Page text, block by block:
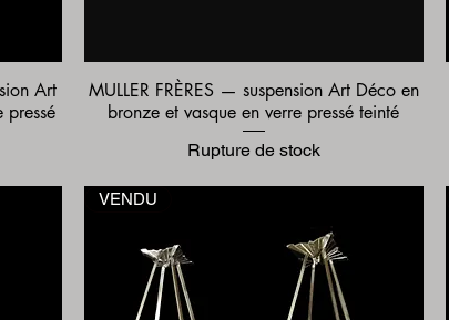
Art
pressé
Aperçu rapide
MULLER FRÈRES — suspension Art Déco en
bronze et vasque en verre pressé teinté
Rupture de stock
VENDU